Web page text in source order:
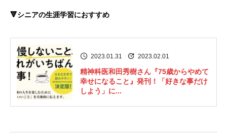
🔻シニアの生涯学習におすすめ
2023.01.31 2023.02.01
精神科医和田秀樹さん『75歳からやめて
幸せになること』発刊！「好きな事だけ
しよう」に...